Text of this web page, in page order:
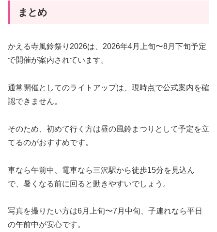
まとめ
かえる寺風鈴祭り2026は、2026年4月上旬〜8月下旬予定
で開催が案内されています。
通常開催としてのライトアップは、現時点で公式案内を確
認できません。
そのため、初めて行く方は昼の風鈴まつりとして予定を立
てるのがおすすめです。
車なら午前中、電車なら三沢駅から徒歩15分を見込ん
で、暑くなる前に回ると動きやすいでしょう。
写真を撮りたい方は6月上旬〜7月中旬、子連れなら平日
の午前中が安心です。